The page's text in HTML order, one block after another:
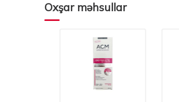
Oxşar məhsullar